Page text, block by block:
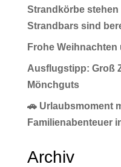
Strandkörbe
Strandbars sind
Frohe
Ausflugstipp: Groß
Mönchguts
🚗 Urlaubsmoment
Familienabenteuer
Archiv